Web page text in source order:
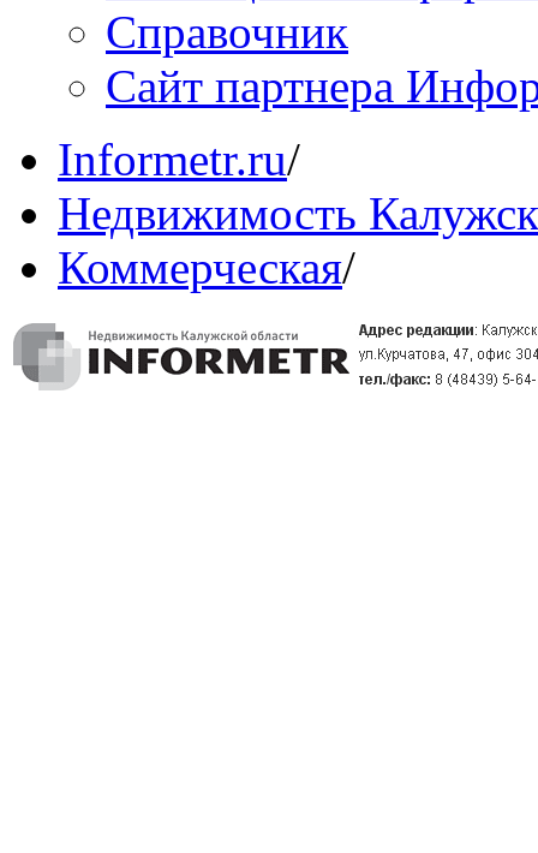
Справочник
Сайт партнера
Informetr.ru/
Недвижимость
Коммерческая/